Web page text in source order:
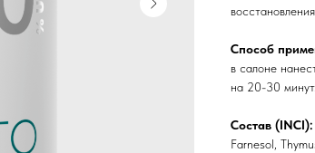
Способ
в салоне
на 20-30
Состав (INCI):
Farnesol,